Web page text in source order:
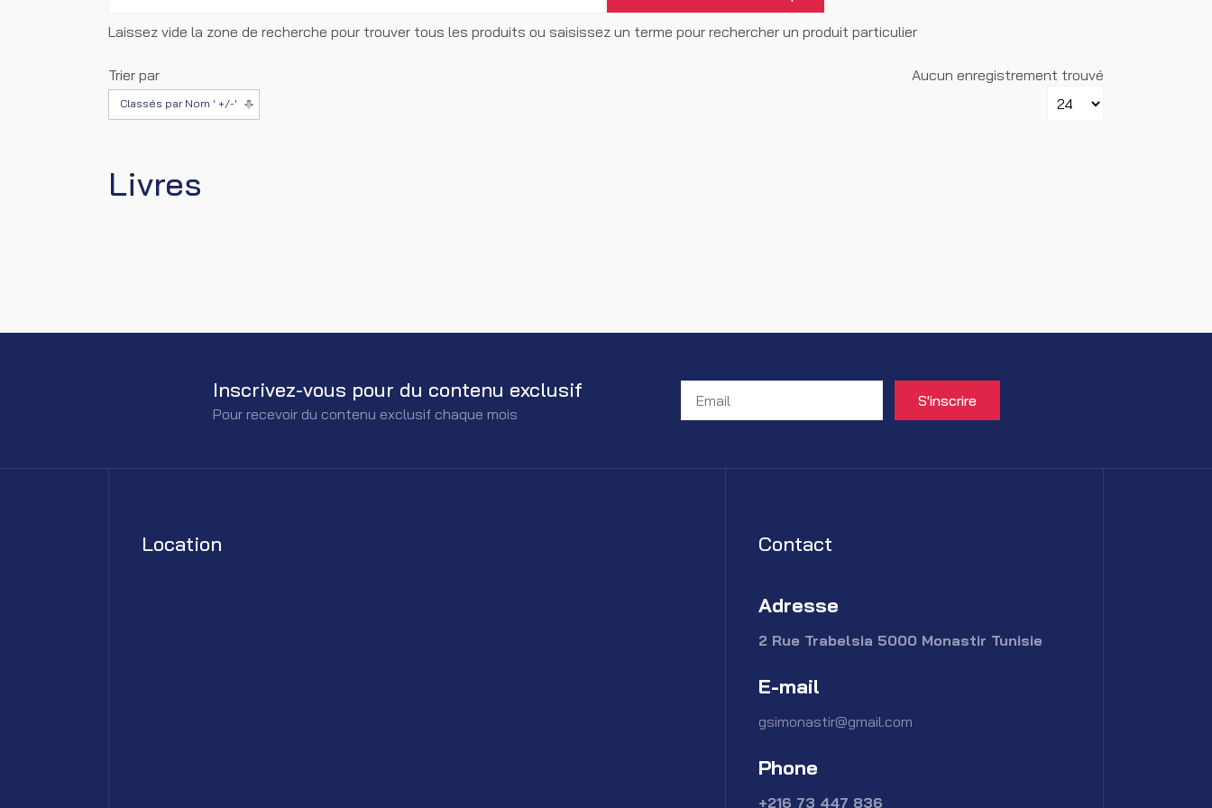
Laissez vide la zone de recherche pour trouver tous les produits ou saisissez un terme pour rechercher un produit particulier
Trier par
Classés par Nom ' +/-'
Aucun enregistrement trouvé
Livres
Inscrivez-vous pour du contenu exclusif
Pour recevoir du contenu exclusif chaque mois
Location Contact
Adresse
2 Rue Trabelsia 5000 Monastir Tunisie
E-mail
gsimonastir@gmail.com
Phone
+216 73 447 836